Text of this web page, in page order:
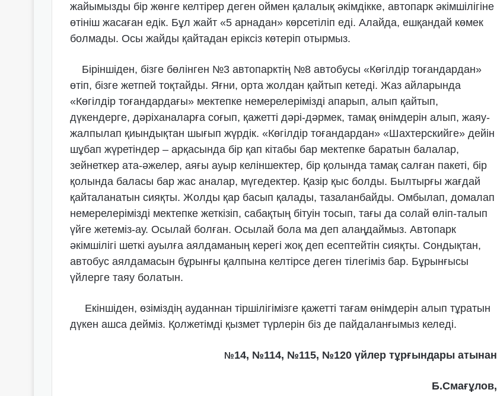
жайымызды бір жөнге келтірер деген оймен қалалық әкімдікке, автопарк әкімшілігіне
өтініш жасаған едік. Бұл жайт «5 арнадан» көрсетіліп еді. Алайда, ешқандай көмек
болмады. Осы жайды қайтадан еріксіз көтеріп отырмыз.
Біріншіден, бізге бөлінген №3 автопарктің №8 автобусы «Көгілдір тоғандардан»
өтіп, бізге жетпей тоқтайды. Яғни, орта жолдан қайтып кетеді. Жаз айларында
«Көгілдір тоғандардағы» мектепке немерелерімізді апарып, алып қайтып,
дүкендерге, дәріханаларға соғып, қажетті дәрі-дәрмек, тамақ өнімдерін алып, жаяу-
жалпылап қиындықтан шығып жүрдік. «Көгілдір тоғандардан» «Шахтерскийге» дейін
шұбап жүретіндер – арқасында бір қап кітабы бар мектепке баратын балалар,
зейнеткер ата-әжелер, аяғы ауыр келіншектер, бір қолында тамақ салған пакеті, бір
қолында баласы бар жас аналар, мүгедектер. Қазір қыс болды. Былтырғы жағдай
қайталанатын сияқты. Жолды қар басып қалады, тазаланбайды. Омбылап, домалап
немерелерімізді мектепке жеткізіп, сабақтың бітуін тосып, тағы да солай өліп-талып
үйге жетеміз-ау. Осылай болған. Осылай бола ма деп алаңдаймыз. Автопарк
әкімшілігі шеткі ауылға аялдаманың керегі жоқ деп есептейтін сияқты. Сондықтан,
автобус аялдамасын бұрынғы қалпына келтірсе деген тілегіміз бар. Бұрынғысы
үйлерге таяу болатын.
Екіншіден, өзіміздің ауданнан тіршілігімізге қажетті тағам өнімдерін алып тұратын
дүкен ашса дейміз. Қолжетімді қызмет түрлерін біз де пайдаланғымыз келеді.
№14, №114, №115, №120 үйлер тұрғындары атынан
Б.Смағұлов,